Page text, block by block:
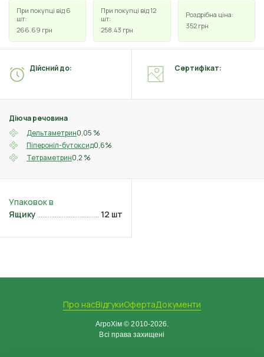
При покупці від 6
шт:
266.69 грн
При покупці від 12
шт:
258.43 грн
Роздрібна ціна:
352 грн
Діюча речовина
Дельтаметрин0,05 %
Піпероніл-бутоксид0,6%
Тетраметрин0,2 %
Дійсний до: Сертифікат:
Ящику 12 шт
Про насВідгукиОфертаДокументи
АгроХім © 2010-2026.
Всі права захищені